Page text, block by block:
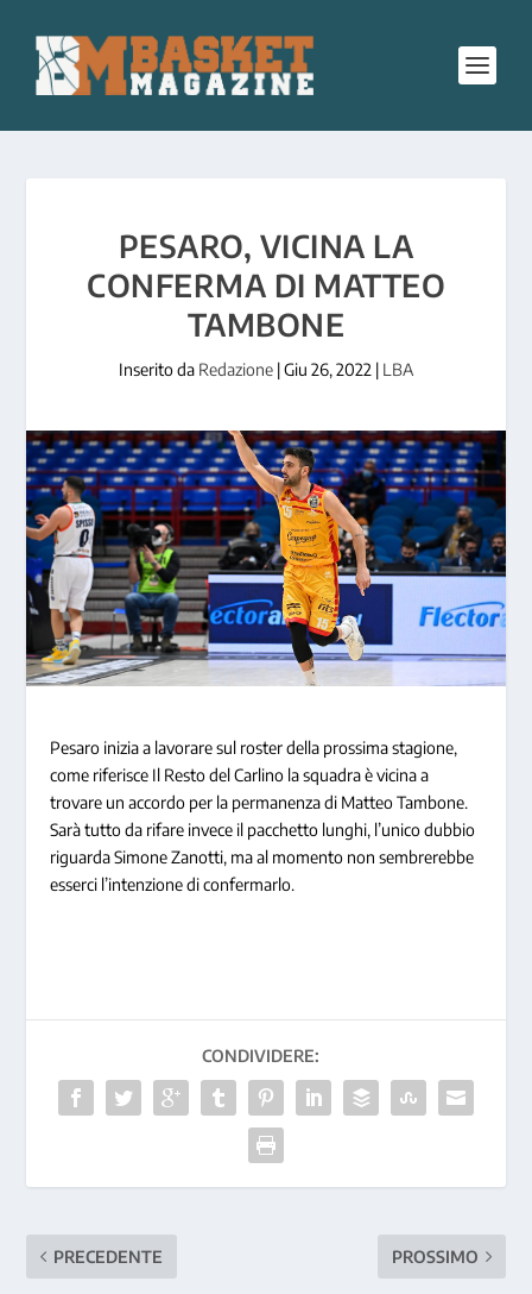
PESARO, VICINA LA
CONFERMA DI MATTEO
TAMBONE
Inserito da Redazione |Giu 26, 2022 | LBA
Pesaro inizia a lavorare sul roster della prossima stagione,
come riferisce Il Resto del Carlino la squadra è vicina a
trovare un accordo per la permanenza di Matteo Tambone.
Sarà tutto da rifare invece il pacchetto lunghi, l’unico dubbio
riguarda Simone Zanotti, ma al momento non sembrerebbe
esserci l’intenzione di confermarlo.
CONDIVIDERE:
PRECEDENTE PROSSIMO